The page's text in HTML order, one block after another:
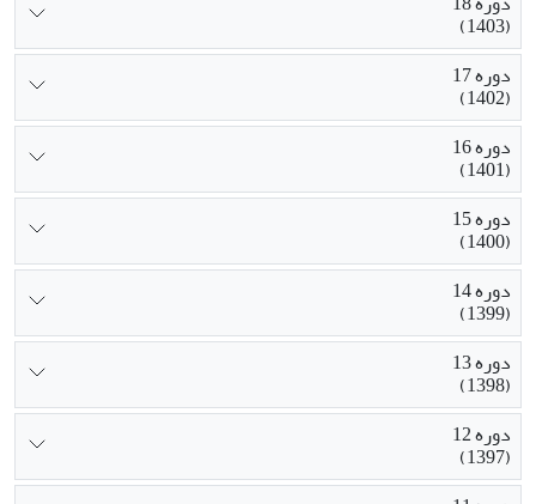
(1403)
دوره 17
(1402)
دوره 16
(1401)
دوره 15
(1400)
دوره 14
(1399)
دوره 13
(1398)
دوره 12
(1397)